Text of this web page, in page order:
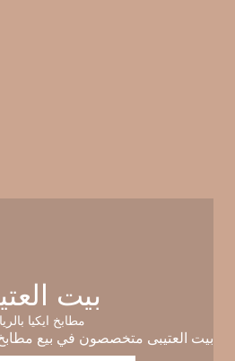
بيت
مطابخ ايكيا
بيت العتيبى متخصصون في بيع مطابخ